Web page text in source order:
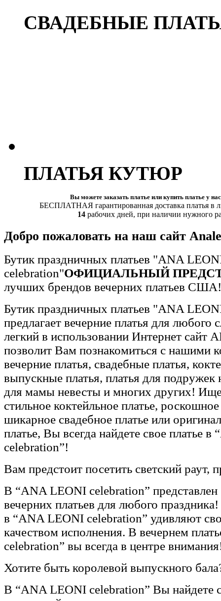
СВАДЕБНЫЕ
ПЛАТЬЯ КУТЮР
Вы можете заказать платье или купить платье у
БЕСПЛАТНАЯ гарантированная доставка платьяв
14 рабочих дней,при наличии нужного
Добро пожаловать на наш сайт
Бутик праздничных платьев "ANA
celebration"ОФИЦИАЛЬНЫЙ
лучших брендов вечерних платьев США!
Бутик праздничных платьев "ANA
предлагает вечерние платья для любого
легкий в использовании Интернет сайт
позволит Вам познакомиться с нашими
вечерние платья, свадебные платья,
выпускные платья, платья для подружек
для мамы невесты и многих других!
стильное коктейльное платье, роскошное
шикарное свадебное платье или
платье, Вы всегда найдете свое платье
celebration”!
Вам предстоит посетить светский раут,
В “ANA LEONI celebration”
вечерних платьев для любого
в “ANA LEONI celebration” удивляют
качеством исполнения. В вечернем
celebration” вы всегда в центре
Хотите быть королевой выпускного
В “ANA LEONI celebration” Вы найдете